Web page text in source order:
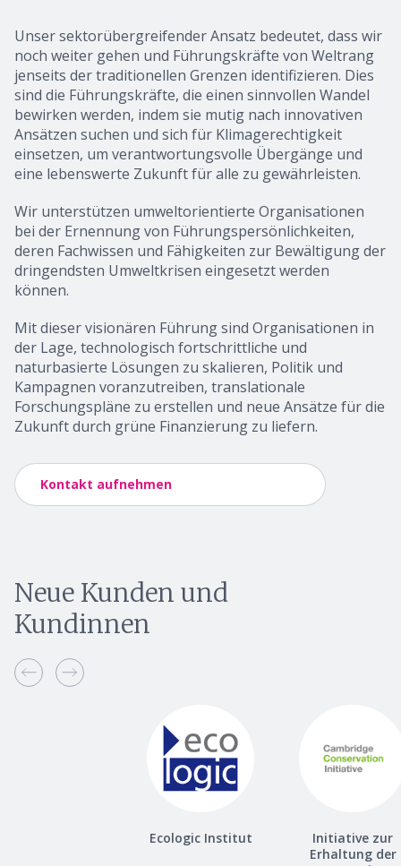
Unser sektorübergreifender Ansatz bedeutet, dass wir
noch weiter gehen und Führungskräfte von Weltrang
jenseits der traditionellen Grenzen identifizieren. Dies
sind die Führungskräfte, die einen sinnvollen Wandel
bewirken werden, indem sie mutig nach innovativen
Ansätzen suchen und sich für Klimagerechtigkeit
einsetzen, um verantwortungsvolle Übergänge und
eine lebenswerte Zukunft für alle zu gewährleisten.
Wir unterstützen umweltorientierte Organisationen
bei der Ernennung von Führungspersönlichkeiten,
deren Fachwissen und Fähigkeiten zur Bewältigung der
dringendsten Umweltkrisen eingesetzt werden
können.
Mit dieser visionären Führung sind Organisationen in
der Lage, technologisch fortschrittliche und
naturbasierte Lösungen zu skalieren, Politik und
Kampagnen voranzutreiben, translationale
Forschungspläne zu erstellen und neue Ansätze für die
Zukunft durch grüne Finanzierung zu liefern.
Kontakt aufnehmen
Neue Kunden und
Kundinnen
Ecologic Institut
Initiative zur
Erhaltung der